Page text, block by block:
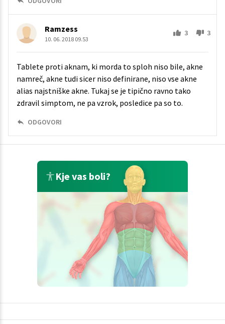
Ramzess
10. 06. 2018 09.53
3 3
Tablete proti aknam, ki morda to sploh niso bile, akne
namreč, akne tudi sicer niso definirane, niso vse akne
alias najstniške akne. Tukaj se je tipično ravno tako
zdravil simptom, ne pa vzrok, posledice pa so to.
ODGOVORI
Kje vas boli?